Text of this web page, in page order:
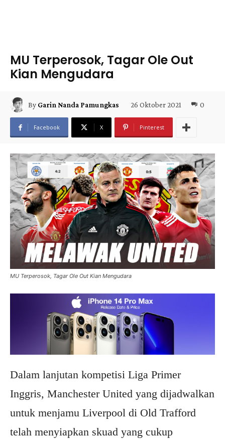
MU Terperosok, Tagar Ole Out
Kian Mengudara
By Garin Nanda Pamungkas 26 Oktober 2021 0
Facebook X Pinterest
MU Terperosok, Tagar Ole Out Kian Mengudara
Dalam lanjutan kompetisi Liga Primer
Inggris, Manchester United yang dijadwalkan
untuk menjamu Liverpool di Old Trafford
telah menyiapkan skuad yang cukup